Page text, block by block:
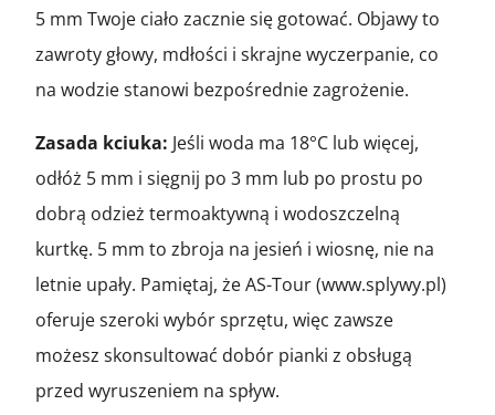
5 mm Twoje ciało zacznie się gotować. Objawy to
zawroty głowy, mdłości i skrajne wyczerpanie, co
na wodzie stanowi bezpośrednie zagrożenie.
Zasada kciuka: Jeśli woda ma 18°C lub więcej,
odłóż 5 mm i sięgnij po 3 mm lub po prostu po
dobrą odzież termoaktywną i wodoszczelną
kurtkę. 5 mm to zbroja na jesień i wiosnę, nie na
letnie upały. Pamiętaj, że AS-Tour (www.splywy.pl)
oferuje szeroki wybór sprzętu, więc zawsze
możesz skonsultować dobór pianki z obsługą
przed wyruszeniem na spływ.